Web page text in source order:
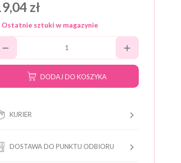
zł
Ostatnie sztuki w magazynie
DODAJ DO KOSZYKA
KURIER
DOSTAWA DO PUNKTU ODBIORU